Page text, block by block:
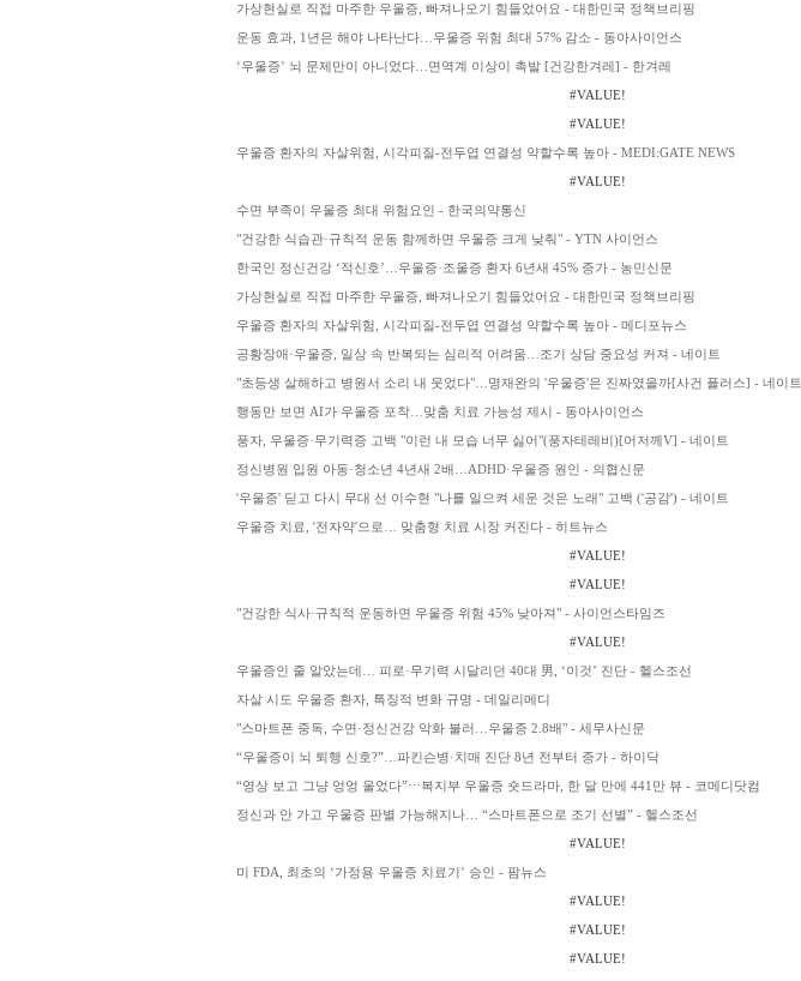
가상현실로 직접 마주한 우울증, 빠져나오기 힘들었어요 - 대한민국 정책브리핑
운동 효과, 1년은 해야 나타난다…우울증 위험 최대 57% 감소 - 동아사이언스
‘우울증’ 뇌 문제만이 아니었다…면역계 이상이 촉발 [건강한겨레] - 한겨레
#VALUE!
#VALUE!
우울증 환자의 자살위험, 시각피질-전두엽 연결성 약할수록 높아 - MEDI:GATE NEWS
#VALUE!
수면 부족이 우울증 최대 위험요인 - 한국의약통신
"건강한 식습관·규칙적 운동 함께하면 우울증 크게 낮춰" - YTN 사이언스
한국인 정신건강 ‘적신호’…우울증·조울증 환자 6년새 45% 증가 - 농민신문
가상현실로 직접 마주한 우울증, 빠져나오기 힘들었어요 - 대한민국 정책브리핑
우울증 환자의 자살위험, 시각피질-전두엽 연결성 약할수록 높아 - 메디포뉴스
공황장애·우울증, 일상 속 반복되는 심리적 어려움…조기 상담 중요성 커져 - 네이트
"초등생 살해하고 병원서 소리 내 웃었다"…명재완의 '우울증'은 진짜였을까[사건 플러스] - 네이트
행동만 보면 AI가 우울증 포착…맞춤 치료 가능성 제시 - 동아사이언스
풍자, 우울증·무기력증 고백 "이런 내 모습 너무 싫어"(풍자테레비)[어저께V] - 네이트
정신병원 입원 아동·청소년 4년새 2배…ADHD·우울증 원인 - 의협신문
'우울증' 딛고 다시 무대 선 이수현 "나를 일으켜 세운 것은 노래" 고백 ('공감') - 네이트
우울증 치료, '전자약'으로… 맞춤형 치료 시장 커진다 - 히트뉴스
#VALUE!
#VALUE!
"건강한 식사·규칙적 운동하면 우울증 위험 45% 낮아져" - 사이언스타임즈
#VALUE!
우울증인 줄 알았는데… 피로·무기력 시달리던 40대 男, ‘이것’ 진단 - 헬스조선
자살 시도 우울증 환자, 특징적 변화 규명 - 데일리메디
"스마트폰 중독, 수면·정신건강 악화 불러…우울증 2.8배" - 세무사신문
“우울증이 뇌 퇴행 신호?”…파킨슨병·치매 진단 8년 전부터 증가 - 하이닥
“영상 보고 그냥 엉엉 울었다”⋯복지부 우울증 숏드라마, 한 달 만에 441만 뷰 - 코메디닷컴
정신과 안 가고 우울증 판별 가능해지나… “스마트폰으로 조기 선별” - 헬스조선
#VALUE!
미 FDA, 최초의 ‘가정용 우울증 치료기’ 승인 - 팜뉴스
#VALUE!
#VALUE!
#VALUE!